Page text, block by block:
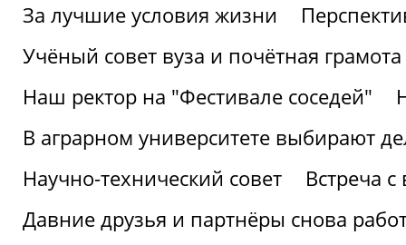
За лучшие условия жизни
Учёный совет вуза и почётная
Наш ректор на "Фестивале соседей"
В аграрном университете выбирают
Научно-технический совет
Встреча
Давние друзья и партнёры снова